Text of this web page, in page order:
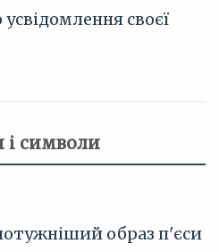
своєї
і символи
образ п'єси